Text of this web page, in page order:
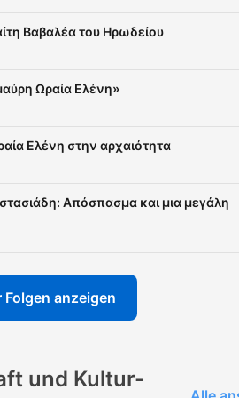
Βαβαλέα του Ηρωδείου
Ωραία Ελένη»
Ελένη στην αρχαιότητα
Απόσπασμα και μια μεγάλη
Folgen anzeigen
und Kultur-